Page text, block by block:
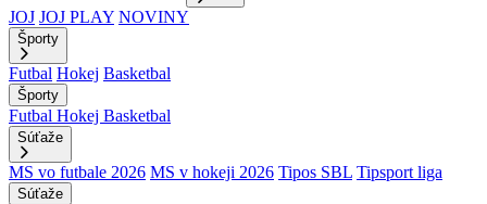
JOJ JOJ PLAY NOVINY
Športy
Futbal Hokej Basketbal
Športy
Futbal Hokej Basketbal
Súťaže
MS vo futbale 2026 MS v hokeji 2026 Tipos SBL Tipsport liga
Súťaže